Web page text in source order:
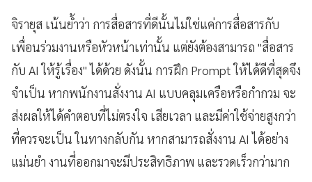
จิรายุส เน้นย้ำว่า การสื่อสารที่ดีนั้นไม่ใช่แค่การสื่อสารกับ
เพื่อนร่วมงานหรือหัวหน้าเท่านั้น แต่ยังต้องสามารถ "สื่อสาร
กับ AI ให้รู้เรื่อง" ได้ด้วย ดังนั้น การฝึก Prompt ให้ได้ดีที่สุดจึง
จำเป็น หากพนักงานสั่งงาน AI แบบคลุมเครือหรือกำกวม จะ
ส่งผลให้ได้คำตอบที่ไม่ตรงใจ เสียเวลา และมีค่าใช้จ่ายสูงกว่า
ที่ควรจะเป็น ในทางกลับกัน หากสามารถสั่งงาน AI ได้อย่าง
แม่นยำ งานที่ออกมาจะมีประสิทธิภาพ และรวดเร็วกว่ามาก